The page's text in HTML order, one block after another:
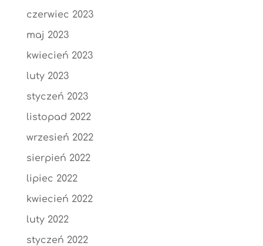
czerwiec 2023
maj 2023
kwiecień 2023
luty 2023
styczeń 2023
listopad 2022
wrzesień 2022
sierpień 2022
lipiec 2022
kwiecień 2022
luty 2022
styczeń 2022